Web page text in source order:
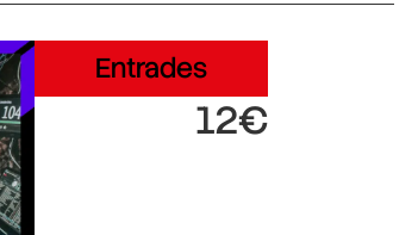
Entrades
12€